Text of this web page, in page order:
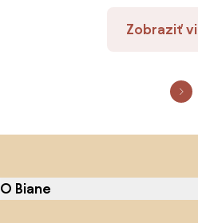
Zobraziť
O Biane